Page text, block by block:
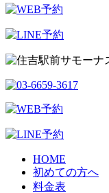
HOME
初めての方へ
料金表